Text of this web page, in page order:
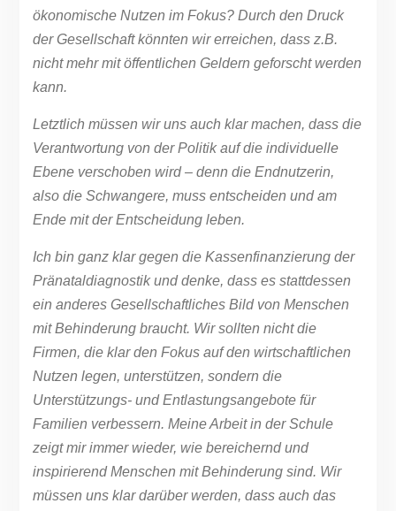
ökonomische Nutzen im Fokus? Durch den Druck
der Gesellschaft könnten wir erreichen, dass z.B.
nicht mehr mit öffentlichen Geldern geforscht werden
kann.
Letztlich müssen wir uns auch klar machen, dass die
Verantwortung von der Politik auf die individuelle
Ebene verschoben wird – denn die Endnutzerin,
also die Schwangere, muss entscheiden und am
Ende mit der Entscheidung leben.
Ich bin ganz klar gegen die Kassenfinanzierung der
Pränataldiagnostik und denke, dass es stattdessen
ein anderes Gesellschaftliches Bild von Menschen
mit Behinderung braucht. Wir sollten nicht die
Firmen, die klar den Fokus auf den wirtschaftlichen
Nutzen legen, unterstützen, sondern die
Unterstützungs- und Entlastungsangebote für
Familien verbessern. Meine Arbeit in der Schule
zeigt mir immer wieder, wie bereichernd und
inspirierend Menschen mit Behinderung sind. Wir
müssen uns klar darüber werden, dass auch das